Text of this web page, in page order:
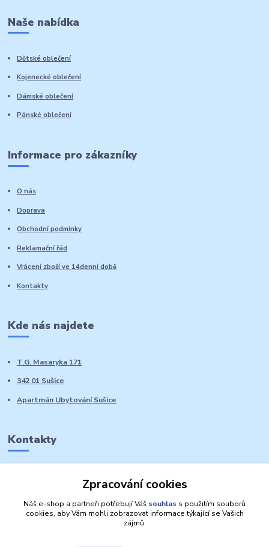
Naše nabídka
Dětské oblečení
Kojenecké oblečení
Dámské oblečení
Pánské oblečení
Informace pro zákazníky
O nás
Doprava
Obchodní podmínky
Reklamační řád
Vrácení zboží ve 14denní době
Kontakty
Kde nás najdete
T.G. Masaryka 171
342 01 Sušice
Apartmán Ubytování Sušice
Kontakty
Zpracování cookies
Náš e-shop a partneři potřebují Váš souhlas s použitím souborů
cookies, aby Vám mohli zobrazovat informace týkající se Vašich
zájmů.